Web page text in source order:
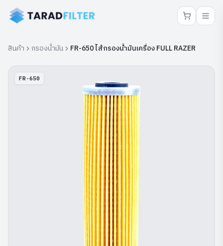
สินค้า กรองน้ำมัน FR-650 ไส้กรองน้ำมันเครื่อง FULL RAZER
FR-650